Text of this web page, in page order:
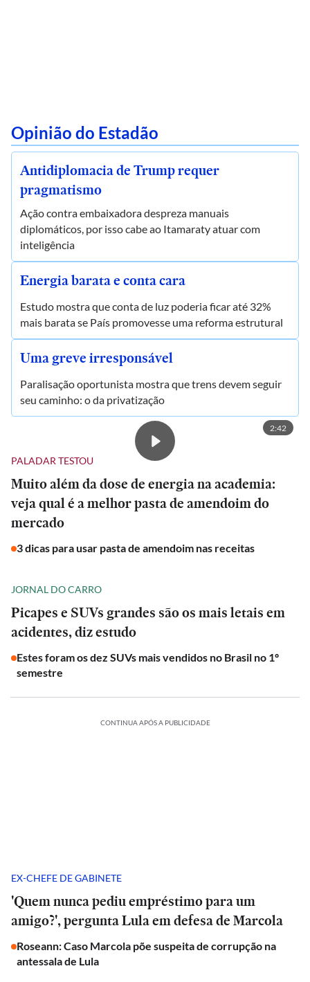
Opinião do Estadão
Antidiplomacia de Trump requer
pragmatismo
Ação contra embaixadora despreza manuais
diplomáticos, por isso cabe ao Itamaraty atuar com
inteligência
Energia barata e conta cara
Estudo mostra que conta de luz poderia ficar até 32%
mais barata se País promovesse uma reforma estrutural
Uma greve irresponsável
Paralisação oportunista mostra que trens devem seguir
seu caminho: o da privatização
2:42
PALADAR TESTOU
Muito além da dose de energia na academia:
veja qual é a melhor pasta de amendoim do
mercado
3 dicas para usar pasta de amendoim nas receitas
JORNAL DO CARRO
Picapes e SUVs grandes são os mais letais em
acidentes, diz estudo
Estes foram os dez SUVs mais vendidos no Brasil no 1º
semestre
CONTINUA APÓS A PUBLICIDADE
EX-CHEFE DE GABINETE
'Quem nunca pediu empréstimo para um
amigo?', pergunta Lula em defesa de Marcola
Roseann: Caso Marcola põe suspeita de corrupção na
antessala de Lula